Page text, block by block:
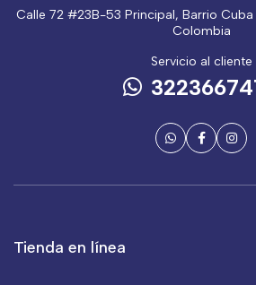
Calle 72 #23B-53 Principal, Barrio
Colombia
Servicio al cliente
Tienda en línea